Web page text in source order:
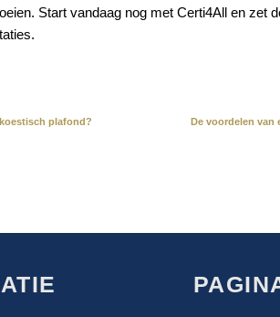
Start vandaag nog met Certi4All en zet
plafond? De voordelen van